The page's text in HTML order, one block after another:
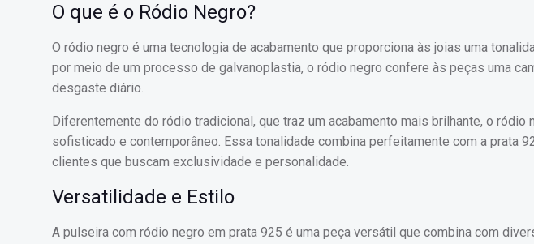
O que é o Ródio Negro?
O ródio negro é uma tecnologia de acabamento que proporciona às joias uma
por meio de um processo de galvanoplastia, o ródio negro confere às peças uma
desgaste diário.
Diferentemente do ródio tradicional, que traz um acabamento mais brilhante, o
sofisticado e contemporâneo. Essa tonalidade combina perfeitamente com a prata
clientes que buscam exclusividade e personalidade.
Versatilidade e Estilo
A pulseira com ródio negro em prata 925 é uma peça versátil que combina com